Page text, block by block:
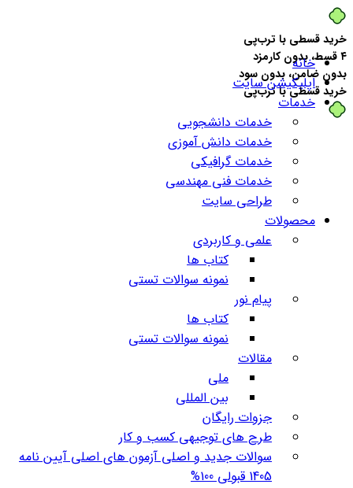
خرید قسطی با ترب‌پی
۴ قسط، بدون کارمزد
بدون ضامن، بدون سود
خرید قسطی با ترب‌پی
خانه
اپلیکیشن سایت
خدمات
خدمات دانشجویی
خدمات دانش آموزی
خدمات گرافیکی
خدمات فنی مهندسی
طراحی سایت
محصولات
علمی و کاربردی
کتاب ها
نمونه سوالات تستی
پیام نور
کتاب ها
نمونه سوالات تستی
مقالات
ملی
بین المللی
جزوات رایگان
طرح های توجیهی کسب و کار
سوالات جدید و اصلی آزمون های اصلی آیین نامه
1405 قبولی 100%